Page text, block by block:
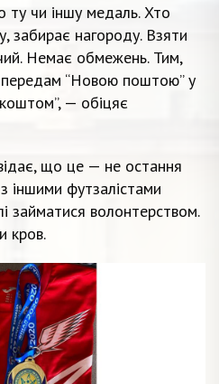
ту чи іншу медаль. Хто
забирає нагороду. Взяти
Немає обмежень. Тим,
“Новою поштою” у
— обіцяє
що це — не остання
іншими футзалістами
займатися волонтерством.
кров.